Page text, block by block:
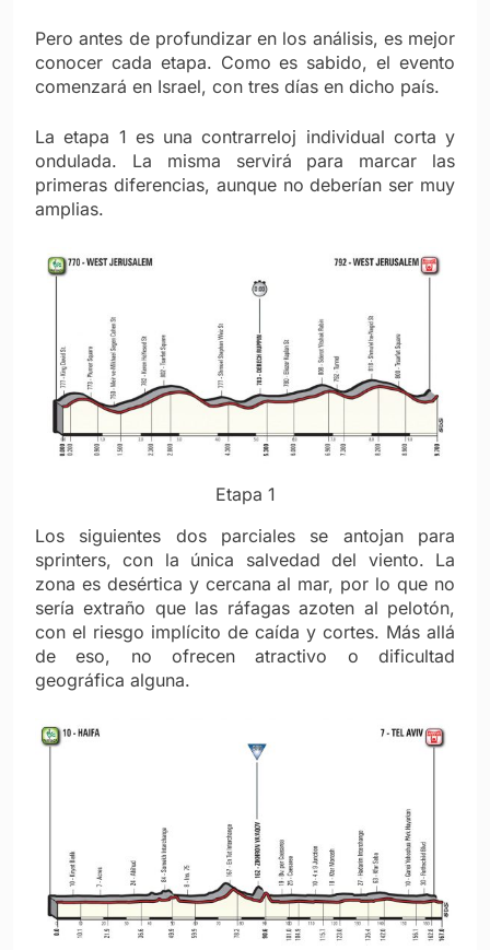
Pero antes de profundizar en los análisis, es mejor
conocer cada etapa. Como es sabido, el evento
comenzará en Israel, con tres días en dicho país.
La etapa 1 es una contrarreloj individual corta y
ondulada. La misma servirá para marcar las
primeras diferencias, aunque no deberían ser muy
amplias.
Etapa 1
Los siguientes dos parciales se antojan para
sprinters, con la única salvedad del viento. La
zona es desértica y cercana al mar, por lo que no
sería extraño que las ráfagas azoten al pelotón,
con el riesgo implícito de caída y cortes. Más allá
de eso, no ofrecen atractivo o dificultad
geográfica alguna.